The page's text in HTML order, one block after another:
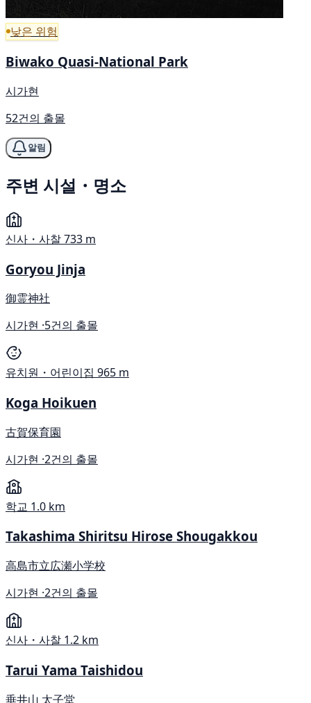
낮은 위험
Biwako Quasi-National Park
시가현
52건의 출몰
알림
주변 시설・명소
신사・사찰733 m
Goryou Jinja
御霊神社
시가현 ·5건의 출몰
유치원・어린이집 965 m
Koga Hoikuen
古賀保育園
시가현 ·2건의 출몰
학교 1.0 km
Takashima Shiritsu Hirose Shougakkou
高島市立広瀬小学校
시가현 ·2건의 출몰
신사・사찰 1.2 km
Tarui Yama Taishidou
垂井山 太子堂